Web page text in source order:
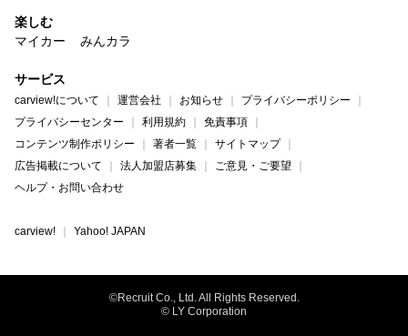
楽しむ
マイカー
みんカラ
サービス
carview!について 運営会社 お知らせ
プライバシーポリシー
プライバシーセンター
利用規約
免責事項
コンテンツ制作ポリシー
著者一覧
サイトマップ
広告掲載について
法人加盟店募集
ご意見・ご要望
ヘルプ・お問い合わせ
carview! Yahoo! JAPAN
©Recruit Co., Ltd. All Rights Reserved.
© LY Corporation